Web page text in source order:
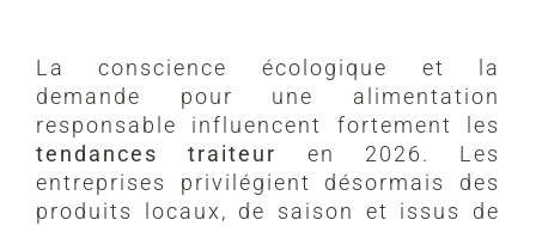
La conscience écologique et la
demande pour une alimentation
responsable influencent fortement les
tendances traiteur
en 2026. Les
entreprises privilégient désormais des
produits locaux, de saison et issus de